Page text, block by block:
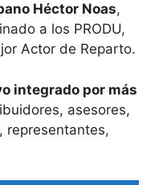
Héctor Noas,
a los PRODU,
Actor de Reparto.
integrado por más
asesores,
representantes,